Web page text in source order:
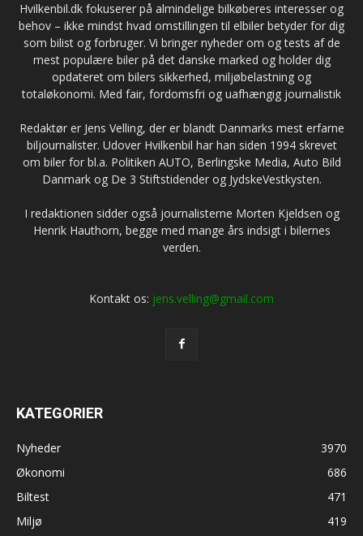
Hvilkenbil.dk fokuserer på almindelige bilkøberes interesser og
behov – ikke mindst hvad omstillingen til elbiler betyder for dig
som bilist og forbruger. Vi bringer nyheder om og tests af de
mest populære biler på det danske marked og holder dig
opdateret om bilers sikkerhed, miljøbelastning og
totaløkonomi. Med fair, fordomsfri og uafhængig journalistik
Redaktør er Jens Velling, der er blandt Danmarks mest erfarne
biljournalister. Udover Hvilkenbil har han siden 1994 skrevet
om biler for bl.a. Politiken AUTO, Berlingske Media, Auto Bild
Danmark og De 3 Stiftstidender og JydskeVestkysten.
I redaktionen sidder også journalisterne Morten Kjeldsen og
Henrik Hauthorn, begge med mange års indsigt i bilernes
verden.
Kontakt os: jens.velling@gmail.com
KATEGORIER
Nyheder
3970
Økonomi
686
Biltest
471
Miljø
419